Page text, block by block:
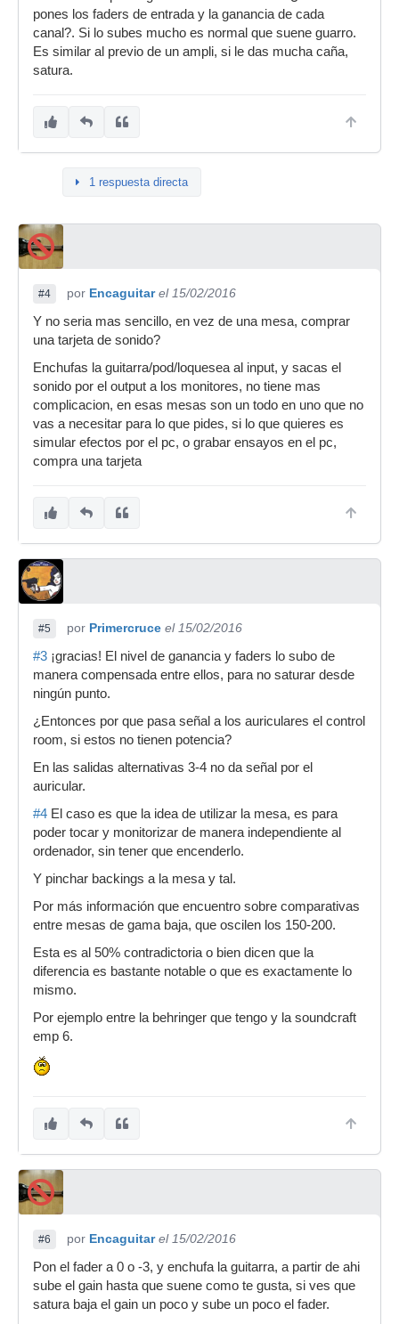
pones los faders de entrada y la ganancia de cada
canal?. Si lo subes mucho es normal que suene guarro.
Es similar al previo de un ampli, si le das mucha caña,
satura.
1 respuesta directa
#4 por Encaguitar el 15/02/2016
Y no seria mas sencillo, en vez de una mesa, comprar
una tarjeta de sonido?
Enchufas la guitarra/pod/loquesea al input, y sacas el
sonido por el output a los monitores, no tiene mas
complicacion, en esas mesas son un todo en uno que no
vas a necesitar para lo que pides, si lo que quieres es
simular efectos por el pc, o grabar ensayos en el pc,
compra una tarjeta
#5 por Primercruce el 15/02/2016
#3 ¡gracias! El nivel de ganancia y faders lo subo de
manera compensada entre ellos, para no saturar desde
ningún punto.
¿Entonces por que pasa señal a los auriculares el control
room, si estos no tienen potencia?
En las salidas alternativas 3-4 no da señal por el
auricular.
#4 El caso es que la idea de utilizar la mesa, es para
poder tocar y monitorizar de manera independiente al
ordenador, sin tener que encenderlo.
Y pinchar backings a la mesa y tal.
Por más información que encuentro sobre comparativas
entre mesas de gama baja, que oscilen los 150-200.
Esta es al 50% contradictoria o bien dicen que la
diferencia es bastante notable o que es exactamente lo
mismo.
Por ejemplo entre la behringer que tengo y la soundcraft
emp 6.
#6 por Encaguitar el 15/02/2016
Pon el fader a 0 o -3, y enchufa la guitarra, a partir de ahi
sube el gain hasta que suene como te gusta, si ves que
satura baja el gain un poco y sube un poco el fader.